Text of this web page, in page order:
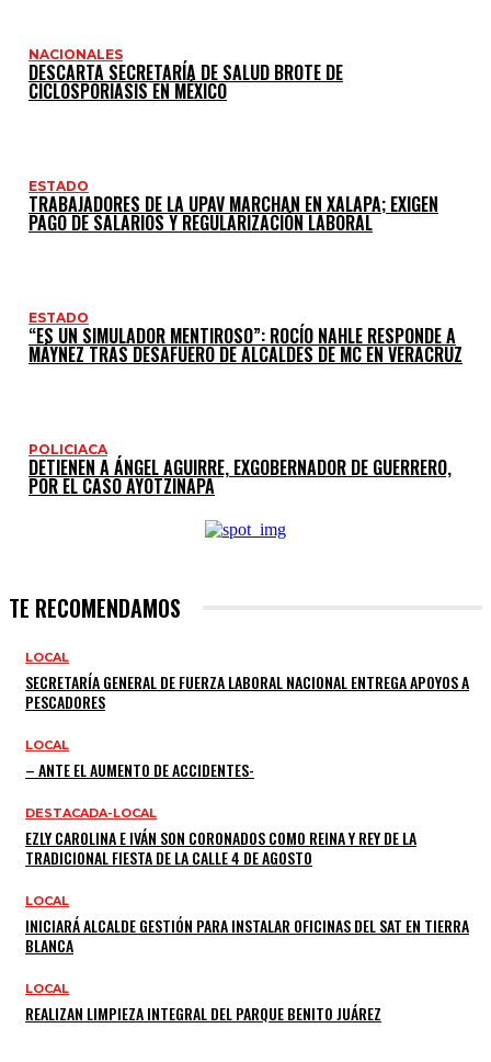
NACIONALES
DESCARTA SECRETARÍA DE SALUD BROTE DE
CICLOSPORIASIS EN MÉXICO
ESTADO
TRABAJADORES DE LA UPAV MARCHAN EN XALAPA; EXIGEN
PAGO DE SALARIOS Y REGULARIZACIÓN LABORAL
ESTADO
“ES UN SIMULADOR MENTIROSO”: ROCÍO NAHLE RESPONDE A
MÁYNEZ TRAS DESAFUERO DE ALCALDES DE MC EN VERACRUZ
POLICIACA
DETIENEN A ÁNGEL AGUIRRE, EXGOBERNADOR DE GUERRERO,
POR EL CASO AYOTZINAPA
TE RECOMENDAMOS
LOCAL
SECRETARÍA GENERAL DE FUERZA LABORAL NACIONAL ENTREGA APOYOS A
PESCADORES
LOCAL
– ANTE EL AUMENTO DE ACCIDENTES-
DESTACADA-LOCAL
EZLY CAROLINA E IVÁN SON CORONADOS COMO REINA Y REY DE LA
TRADICIONAL FIESTA DE LA CALLE 4 DE AGOSTO
LOCAL
INICIARÁ ALCALDE GESTIÓN PARA INSTALAR OFICINAS DEL SAT EN TIERRA
BLANCA
LOCAL
REALIZAN LIMPIEZA INTEGRAL DEL PARQUE BENITO JUÁREZ